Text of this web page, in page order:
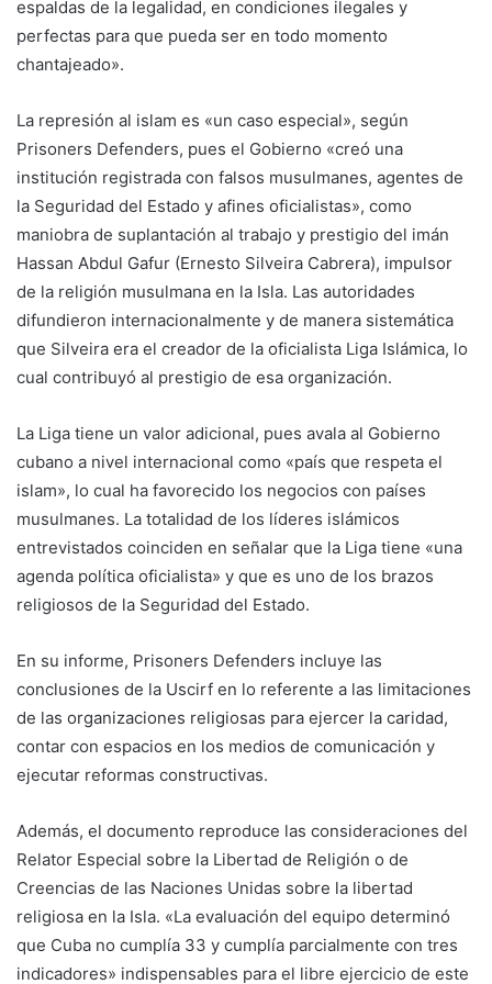
espaldas de la legalidad, en condiciones ilegales y
perfectas para que pueda ser en todo momento
chantajeado».
La represión al islam es «un caso especial», según
Prisoners Defenders, pues el Gobierno «creó una
institución registrada con falsos musulmanes, agentes de
la Seguridad del Estado y afines oficialistas», como
maniobra de suplantación al trabajo y prestigio del imán
Hassan Abdul Gafur (Ernesto Silveira Cabrera), impulsor
de la religión musulmana en la Isla. Las autoridades
difundieron internacionalmente y de manera sistemática
que Silveira era el creador de la oficialista Liga Islámica, lo
cual contribuyó al prestigio de esa organización.
La Liga tiene un valor adicional, pues avala al Gobierno
cubano a nivel internacional como «país que respeta el
islam», lo cual ha favorecido los negocios con países
musulmanes. La totalidad de los líderes islámicos
entrevistados coinciden en señalar que la Liga tiene «una
agenda política oficialista» y que es uno de los brazos
religiosos de la Seguridad del Estado.
En su informe, Prisoners Defenders incluye las
conclusiones de la Uscirf en lo referente a las limitaciones
de las organizaciones religiosas para ejercer la caridad,
contar con espacios en los medios de comunicación y
ejecutar reformas constructivas.
Además, el documento reproduce las consideraciones del
Relator Especial sobre la Libertad de Religión o de
Creencias de las Naciones Unidas sobre la libertad
religiosa en la Isla. «La evaluación del equipo determinó
que Cuba no cumplía 33 y cumplía parcialmente con tres
indicadores» indispensables para el libre ejercicio de este